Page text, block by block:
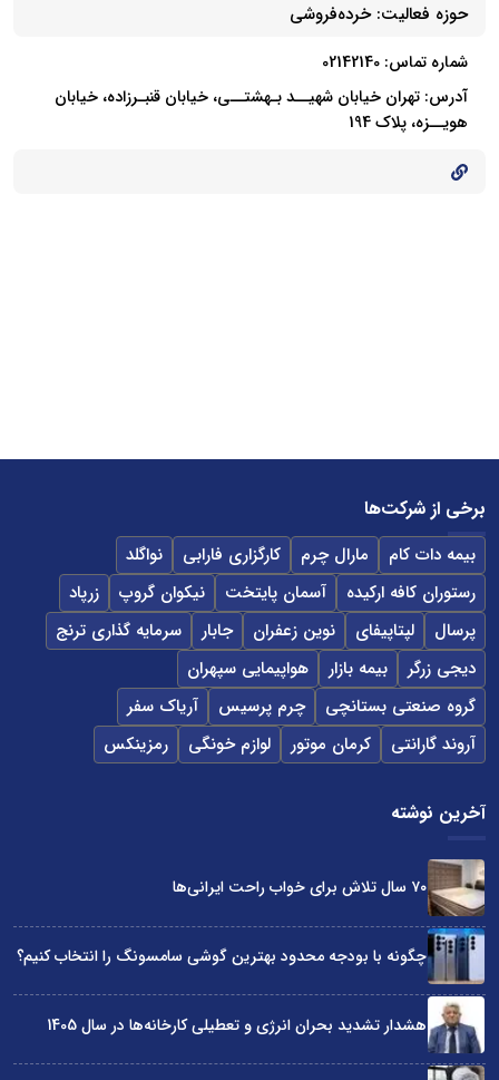
حوزه فعالیت:خرده‌فروشی
شماره تماس: 02142140
آدرس: تهران‌ خیابان شهیــد بـهشتــی‌، خیابان قنبـرزاده، خیابان
هویــزه، پلاک 194
برخی از شرکت‌ها
بیمه دات کام مارال چرم کارگزاری فارابی
نواگلد
رستوران کافه ارکیده
آسمان پایتخت نیکوان گروپ
زرپاد
پرسال
لپتاپیفای نوین زعفران جابار
سرمایه گذاری ترنج
دیجی زرگر
بیمه بازار
هواپیمایی سپهران
گروه صنعتی بستانچی
چرم پرسیس
آریاک سفر
آروند گارانتی
کرمان موتور لوازم خونگی رمزینکس
آخرین نوشته
۷۰ سال تلاش برای خواب راحت ایرانی‌ها
چگونه با بودجه محدود بهترین گوشی سامسونگ را انتخاب کنیم؟
هشدار تشدید بحران انرژی و تعطیلی کارخانه‌ها در سال 1405